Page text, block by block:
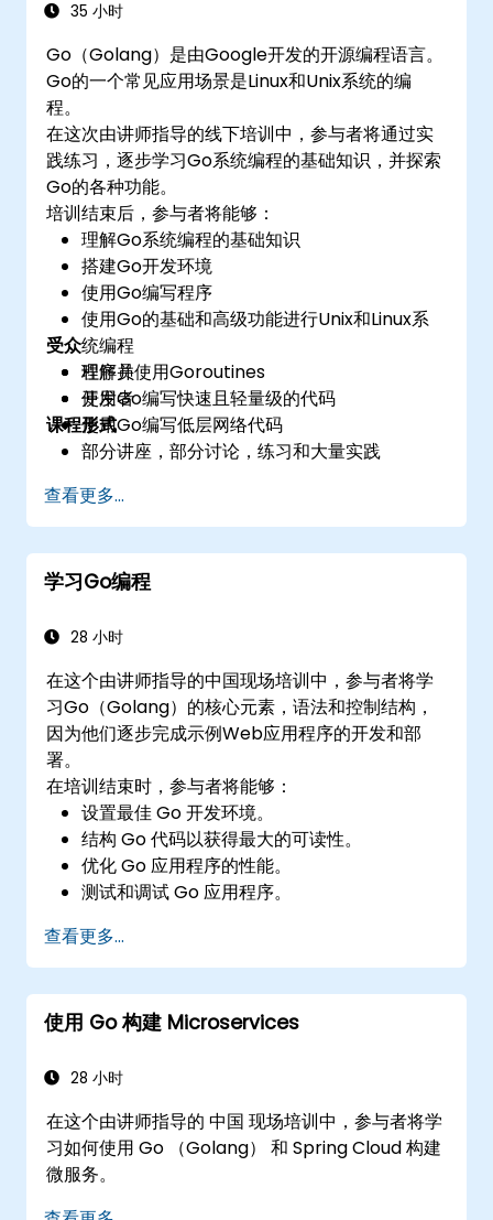
35 小时
Go（Golang）是由Google开发的开源编程语言。
Go的一个常见应用场景是Linux和Unix系统的编
程。
在这次由讲师指导的线下培训中，参与者将通过实
践练习，逐步学习Go系统编程的基础知识，并探索
Go的各种功能。
培训结束后，参与者将能够：
理解Go系统编程的基础知识
搭建Go开发环境
使用Go编写程序
使用Go的基础和高级功能进行Unix和Linux系
统编程
理解并使用Goroutines
使用Go编写快速且轻量级的代码
使用Go编写低层网络代码
受众
程序员
开发者
课程形式
部分讲座，部分讨论，练习和大量实践
查看更多...
学习Go编程
28 小时
在这个由讲师指导的中国现场培训中，参与者将学
习Go（Golang）的核心元素，语法和控制结构，
因为他们逐步完成示例Web应用程序的开发和部
署。
在培训结束时，参与者将能够：
设置最佳 Go 开发环境。
结构 Go 代码以获得最大的可读性。
优化 Go 应用程序的性能。
测试和调试 Go 应用程序。
查看更多...
使用 Go 构建 Microservices
28 小时
在这个由讲师指导的 中国 现场培训中，参与者将学
习如何使用 Go （Golang） 和 Spring Cloud 构建
微服务。